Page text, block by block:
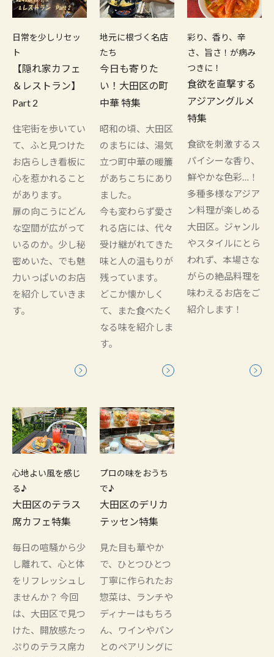
日常を少しリセッ
ト
【隠れ家カフェ
＆レストラン】
Part 2
住宅街を歩いてい
て、ふと見つけた
お店らしき看板に
心を惹かれること
があります。
扉の向こうにどん
な空間が広がって
いるのか。少し秘
密めいた、でも魅
力いっぱいのお店
を紹介していきま
す。
地元に根づく名店
たち
今日も寄りた
い！大田区の町
中華 特集
昭和の頃、大田区
のまちには、湯気
立つ町中華の暖簾
があちこちにあり
ました。
今も変わらず愛さ
れる店には、代々
受け継がれてきた
味と人の温もりが
残っています。
どこか懐かしく
て、また食べたく
なる味を紹介しま
す。
彩り、香り、辛
さ、旨さ！が病み
つきに！
食欲を直撃する
アジアングルメ
特集
食欲を刺激するス
パイシーな香り、
鮮やかな色彩…！
多種多様なアジア
ン料理が楽しめる
大田区。ジャンル
やスタイルにとら
われず、本場さな
がらの絶品料理を
味わえるお店をご
紹介します！
心地よい風を感じ
る♪
大田区のテラス
席カフェ特集
毎日の喧騒から少
し離れて、心と体
をリフレッシュし
ませんか？ 今回
は、大田区で見つ
けた、開放感たっ
ぷりのテラス席カ
プロの味をおうち
で♪
大田区のデリカ
テッセン特集
見た目も華やか
で、ひとつひとつ
丁寧に作られたお
惣菜は、ランチや
ディナーはもちろ
ん、ワインやパン
とのペアリングに